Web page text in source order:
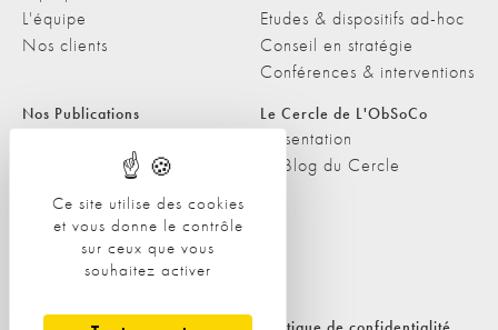
Ce site utilise des cookies
et vous donne le contrôle
sur ceux que vous
souhaitez activer
L'équipe
Nos clients
Etudes & dispositifs ad-hoc
Conseil en stratégie
Conférences & interventions
Nos Publications
Les Podcasts de L'ObSoCo
L'ObSoCo dans les médias
Le Cercle de L'ObSoCo
Présentation
Le Blog du Cercle
Contacts
Nous contacter